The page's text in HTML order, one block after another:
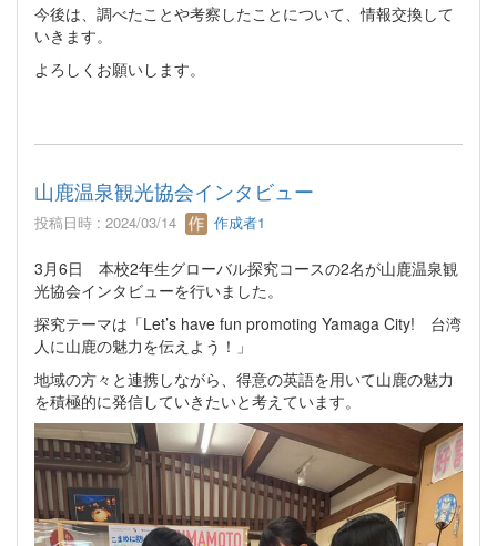
今後は、調べたことや考察したことについて、情報交換して
いきます。
よろしくお願いします。
山鹿温泉観光協会インタビュー
投稿日時 : 2024/03/14 作成者1
3月6日 本校2年生グローバル探究コースの2名が山鹿温泉観
光協会インタビューを行いました。
探究テーマは「Let’s have fun promoting Yamaga City! 台湾
人に山鹿の魅力を伝えよう！」
地域の方々と連携しながら、得意の英語を用いて山鹿の魅力
を積極的に発信していきたいと考えています。